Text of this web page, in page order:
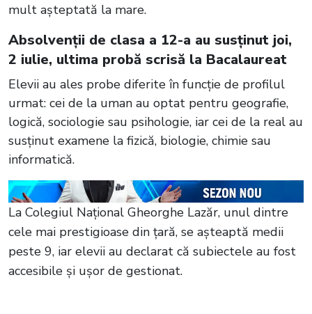
mult așteptată la mare.
Absolvenții de clasa a 12-a au susținut joi,
2 iulie, ultima probă scrisă la Bacalaureat
Elevii au ales probe diferite în funcție de profilul
urmat: cei de la uman au optat pentru geografie,
logică, sociologie sau psihologie, iar cei de la real au
susținut examene la fizică, biologie, chimie sau
informatică.
La Colegiul Național Gheorghe Lazăr, unul dintre
cele mai prestigioase din țară, se așteaptă medii
peste 9, iar elevii au declarat că subiectele au fost
accesibile și ușor de gestionat.